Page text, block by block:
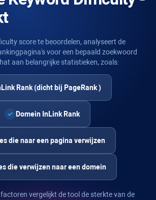
score te beoordelen, analyseert de
voor een bepaald zoekwoord
aan belangrijke statistieken, zoals:
Rank(dicht bij PageRank)
Domein InLink Rank
die naar een pagina verwijzen
die verwijzen naar een domein
vergelijkt de tool de sterkte van de